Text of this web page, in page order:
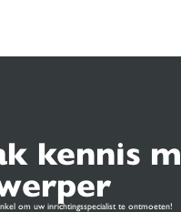
kennis
om uw inrichtingsspecialist te ontmoeten!